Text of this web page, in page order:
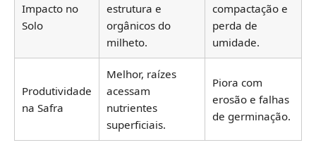
Impacto no
Solo
estrutura e
orgânicos do
milheto.
compactação e
perda de
umidade.
Produtividade
na Safra
Melhor, raízes
acessam
nutrientes
superficiais.
Piora com
erosão e falhas
de germinação.